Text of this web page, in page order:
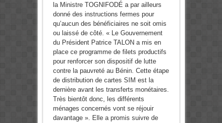
la Ministre TOGNIFODÉ a par ailleurs
donné des instructions fermes pour
qu’aucun des bénéficiaires ne soit omis
ou laissé de côté. « Le Gouvernement
du Président Patrice TALON a mis en
place ce programme de filets productifs
pour renforcer son dispositif de lutte
contre la pauvreté au Bénin. Cette étape
de distribution de cartes SIM est la
dernière avant les transferts monétaires.
Très bientôt donc, les différents
ménages concernés vont se réjouir
davantage ». Elle a promis suivre de